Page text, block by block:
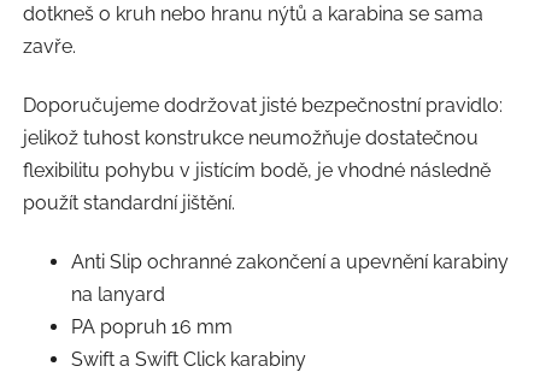
dotkneš o kruh nebo hranu nýtů a karabina se sama
zavře.
Doporučujeme dodržovat jisté bezpečnostní pravidlo:
jelikož tuhost konstrukce neumožňuje dostatečnou
flexibilitu pohybu v jistícím bodě, je vhodné následně
použít standardní jištění.
Anti Slip ochranné zakončení a upevnění karabiny
na lanyard
PA popruh 16 mm
Swift a Swift Click karabiny